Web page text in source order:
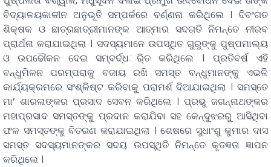
ବିଦ୍ୟାଳୟକାଳୀନ ଅନୁଭୂତି ସମ୍ପର୍କରେ ବର୍ଣ୍ଣନା କରିଥିଲେ । ଦିବଂଗତ
ଶିକ୍ଷକ ଓ ଛାତ୍ରଛାତ୍ରୀମାନଙ୍କ ଆତ୍ମାର ସଦଗତି ନିମନ୍ତେ ନୀରବ
ପ୍ରାର୍ଥନା କରାଯାଇଥିଲା । ସଦସ୍ୟମାନେ ଉପସ୍ଥିତ ଗୁରୁଙ୍କୁ ପୁଷ୍ପମାଲ୍ୟ
ଓ ଉପଢୌକନ ଦେଇ ସମ୍ବର୍ଦ୍ଧର୍ିତ କରିଥିଲେ । ପ୍ରତିବର୍ଷ ଏହି
ବନ୍ଧୁମିଳନ ପରମ୍ପରାକୁ ବଜାୟ ରଖି ସମସ୍ତ ବନ୍ଧୁମାନଙ୍କୁ ଏଭଳିି
କାର୍ଯ୍ୟକ୍ରମରେ ସଂଶ୍ଳିଷ୍ଟ କରିବାକୁ ପରାମର୍ଶ ଦିଆଯାଇଥିଲା । ସମସ୍ତେ
ମା’ ଶାରଳାଙ୍କର ପ୍ରସାଦ ସେବନ କରିଥିଲେ । ପ୍ରଭୁ ଜଗନ୍ନାଥଙ୍କର
ମହାପ୍ରସାଦ ସମସ୍ତଙ୍କୁ ପ୍ରଦାନ କରାଯିବା ସହ କେନ୍ଦୁଝରରୁ ଆସିଥିବା
ଫଳ ସମସ୍ତଙ୍କୁ ବିତରଣ କରାଯାଇଥିଲା । ଶେଷରେ ସୁଧାଂଶୁ କୁମାର ଦାସ
ସମସ୍ତ ସଦସ୍ୟମାନଙ୍କର ସଦୟ ଉପସ୍ଥିତି ନିମନ୍ତେ କୃତଜ୍ଞତା ଜ୍ଞାପନ
କରିଥିଲେ ।